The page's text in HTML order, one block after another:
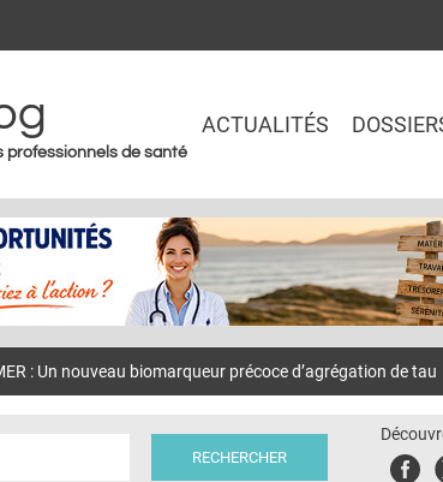
professionnels de santé
ACTUALITÉS
: Un nouveau biomarqueur précoce d’agrégation de tau